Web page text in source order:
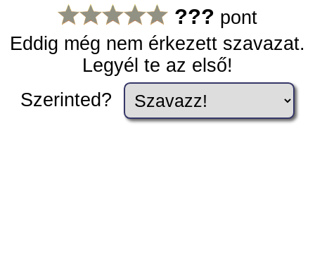
??? pont
Eddig még nem érkezett szavazat.
Legyél te az első!
Szerinted?